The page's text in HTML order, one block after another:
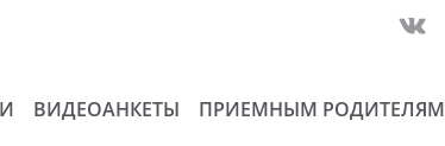
ВИДЕОАНКЕТЫ ПРИЕМНЫМ РОДИТЕЛЯМ